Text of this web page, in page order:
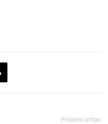
Próximo artigo